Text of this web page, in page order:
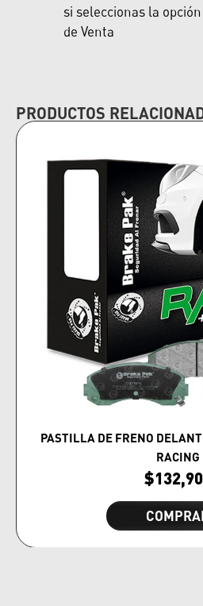
si seleccionas la
de Venta
PRODUCTOS
PASTILLA DE FRENO
RACING
$